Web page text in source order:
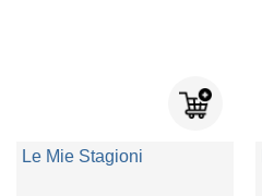
Le Mie Stagioni